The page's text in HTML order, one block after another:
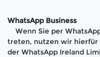
WhatsApp Business
Wenn Sie per
treten, nutzen wir hierfür
der WhatsApp Ireland